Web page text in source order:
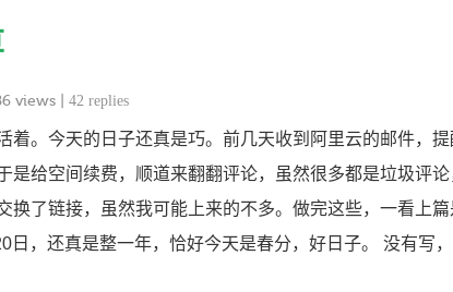
views | 42 replies
着。今天的日子还真是巧。前几天收到阿里云的邮件，
是给空间续费，顺道来翻翻评论，虽然很多都是垃圾评
换了链接，虽然我可能上来的不多。做完这些，一看上
日，还真是整一年，恰好今天是春分，好日子。 没有写